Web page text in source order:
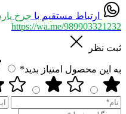
ارتباط مستقیم با چرخ
https://wa.me/989903321232
ثبت نظر
به این محصول امتیاز بدید*